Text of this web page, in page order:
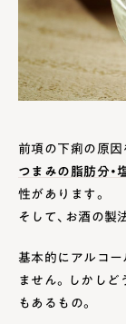
前項の下痢の原因
つまみの脂肪分・
性があります。
そして、お酒の製
基本的にアルコ
ません。しかし
もあるもの。